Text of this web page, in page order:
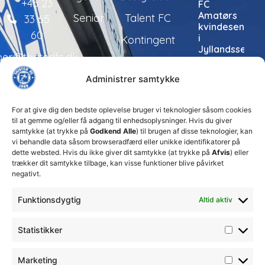
Administrer samtykke
For at give dig den bedste oplevelse bruger vi teknologier såsom cookies
til at gemme og/eller få adgang til enhedsoplysninger. Hvis du giver
samtykke (at trykke på Godkend Alle) til brugen af disse teknologier, kan
vi behandle data såsom browseradfærd eller unikke identifikatorer på
dette websted. Hvis du ikke giver dit samtykke (at trykke på Afvis) eller
trækker dit samtykke tilbage, kan visse funktioner blive påvirket
negativt.
Funktionsdygtig Altid aktiv
Statistikker
Marketing
+45 23
33 65
60
Senior
Talent FC
Kontingent
FC
Amatørs
kvindesenior
i
Jyllandsserien
24. juli 2026
økonomiske
beslutninger
for at
sikre
klubbens
DBU
Thisted
13. juli 2026